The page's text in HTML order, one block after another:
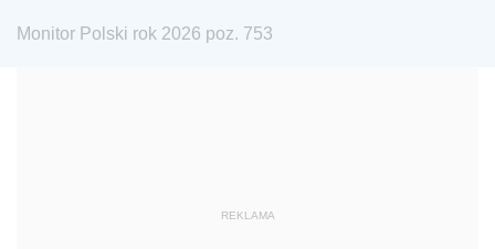
1975 1974
1959
Monitor Polski rok 2026 poz. 753
REKLAMA